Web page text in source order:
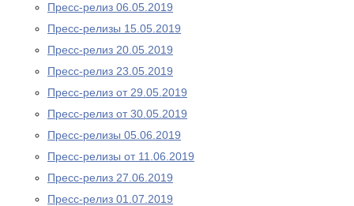
Пресс-релиз 06.05.2019
Пресс-релизы 15.05.2019
Пресс-релиз 20.05.2019
Пресс-релиз 23.05.2019
Пресс-релиз от 29.05.2019
Пресс-релиз от 30.05.2019
Пресс-релизы 05.06.2019
Пресс-релизы от 11.06.2019
Пресс-релиз 27.06.2019
Пресс-релиз 01.07.2019